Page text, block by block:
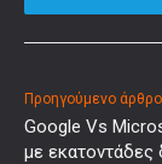
Προηγούμενο άρθρο
Google Vs
με εκατοντάδες